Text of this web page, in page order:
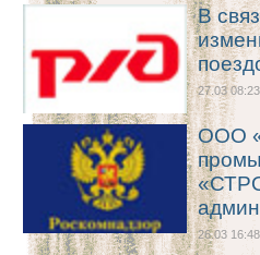
В
27.03 08:23
ООО
26.03 16:48